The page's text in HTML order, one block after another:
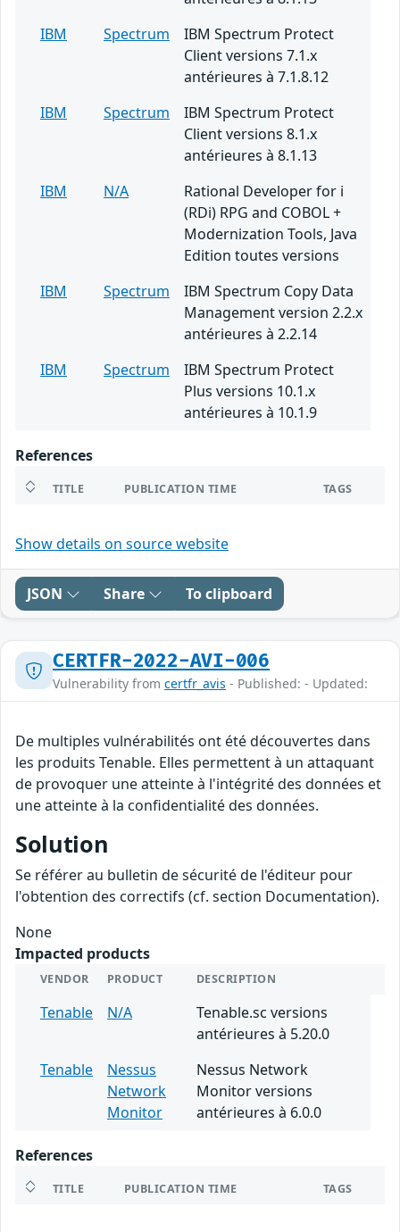
IBM
Spectrum
IBM Spectrum Protect
Client versions 7.1.x
antérieures à 7.1.8.12
IBM
Spectrum
IBM Spectrum Protect
Client versions 8.1.x
antérieures à 8.1.13
IBM
N/A
Rational Developer for i
(RDi) RPG and COBOL +
Modernization Tools, Java
Edition toutes versions
IBM
Spectrum
IBM Spectrum Copy Data
Management version 2.2.x
antérieures à 2.2.14
IBM
Spectrum
IBM Spectrum Protect
Plus versions 10.1.x
antérieures à 10.1.9
References
TITLE PUBLICATION TIME TAGS
Show details on source website
JSON Share To clipboard
CERTFR-2022-AVI-006
Vulnerability from certfr_avis - Published: - Updated:
De multiples vulnérabilités ont été découvertes dans
les produits Tenable. Elles permettent à un attaquant
de provoquer une atteinte à l'intégrité des données et
une atteinte à la confidentialité des données.
Solution
Se référer au bulletin de sécurité de l'éditeur pour
l'obtention des correctifs (cf. section Documentation).
None
Impacted products
VENDOR PRODUCT DESCRIPTION
Tenable N/A
Tenable.sc versions
antérieures à 5.20.0
Tenable
Nessus
Network
Monitor
Nessus Network
Monitor versions
antérieures à 6.0.0
References
TITLE PUBLICATION TIME TAGS